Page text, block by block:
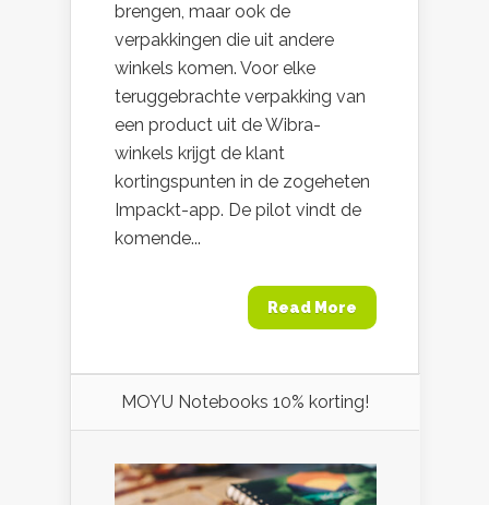
brengen, maar ook de
verpakkingen die uit andere
winkels komen. Voor elke
teruggebrachte verpakking van
een product uit de Wibra-
winkels krijgt de klant
kortingspunten in de zogeheten
Impackt-app. De pilot vindt de
komende...
Read More
MOYU Notebooks 10% korting!